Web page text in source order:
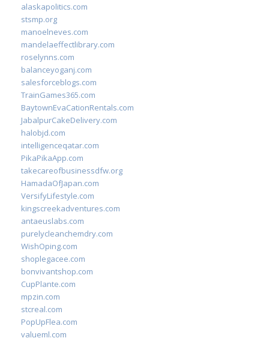
alaskapolitics.com
stsmp.org
manoelneves.com
mandelaeffectlibrary.com
roselynns.com
balanceyoganj.com
salesforceblogs.com
TrainGames365.com
BaytownEvaCationRentals.com
JabalpurCakeDelivery.com
halobjd.com
intelligenceqatar.com
PikaPikaApp.com
takecareofbusinessdfw.org
HamadaOfJapan.com
VersifyLifestyle.com
kingscreekadventures.com
antaeuslabs.com
purelycleanchemdry.com
WishOping.com
shoplegacee.com
bonvivantshop.com
CupPlante.com
mpzin.com
stcreal.com
PopUpFlea.com
valueml.com